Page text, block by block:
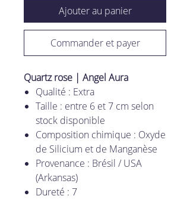
Ajouter au panier
Commander et payer
Quartz rose | Angel Aura
Qualité : Extra
Taille : entre 6 et 7 cm selon
stock disponible
Composition chimique : Oxyde
de Silicium et de Manganèse
Provenance : Brésil / USA
(Arkansas)
Dureté : 7